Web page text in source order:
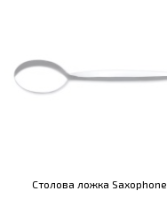
Столова ложка Saxophone